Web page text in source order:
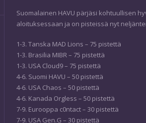
Suomalainen HAVU pärjäsi kohtuullisen
aloituksessaan ja on pisteissä nyt
1-3. Tanska MAD Lions – 75 pistettä
1-3. Brasilia MIBR – 75 pistettä
1-3. USA Cloud9 – 75 pistettä
4-6. Suomi HAVU – 50 pistettä
4-6. USA Chaos – 50 pistettä
4-6. Kanada Orgless – 50 pistettä
7-9. Eurooppa c0ntact – 30 pistettä
7-9. USA Gen.G – 30 pistettä